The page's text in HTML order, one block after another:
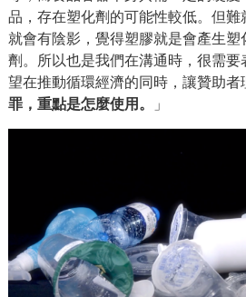
品，存在塑化劑的可能性較低。但
就會有陰影，覺得塑膠就是會產生
劑。所以也是我們在溝通時，很需
望在推動循環經濟的同時，讓贊助者
罪，重點是怎麼使用。
」